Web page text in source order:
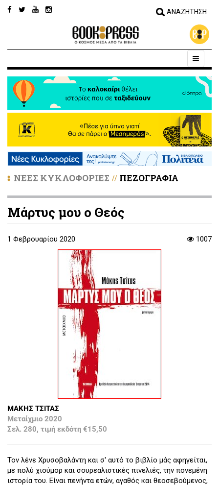
ΝΕΕΣ ΚΥΚΛΟΦΟΡΙΕΣ // ΠΕΖΟΓΡΑΦΙΑ
Μάρτυς μου ο Θεός
1 Φεβρουαρίου 2020 1007
ΜΑΚΗΣ ΤΣΙΤΑΣ
Μεταίχμιο 2020
Σελ. 280, τιμή εκδότη €15,50
Τον λένε Χρυσοβαλάντη και σ' αυτό το βιβλίο μάς αφηγείται,
με πολύ χιούμορ και σουρεαλιστικές πινελιές, την πονεμένη
ιστορία του. Είναι πενήντα ετών, αγαθός και θεοσεβούμενος,